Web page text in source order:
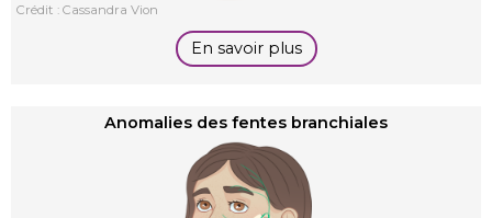
Crédit : Cassandra Vion
En savoir plus
Anomalies des fentes branchiales